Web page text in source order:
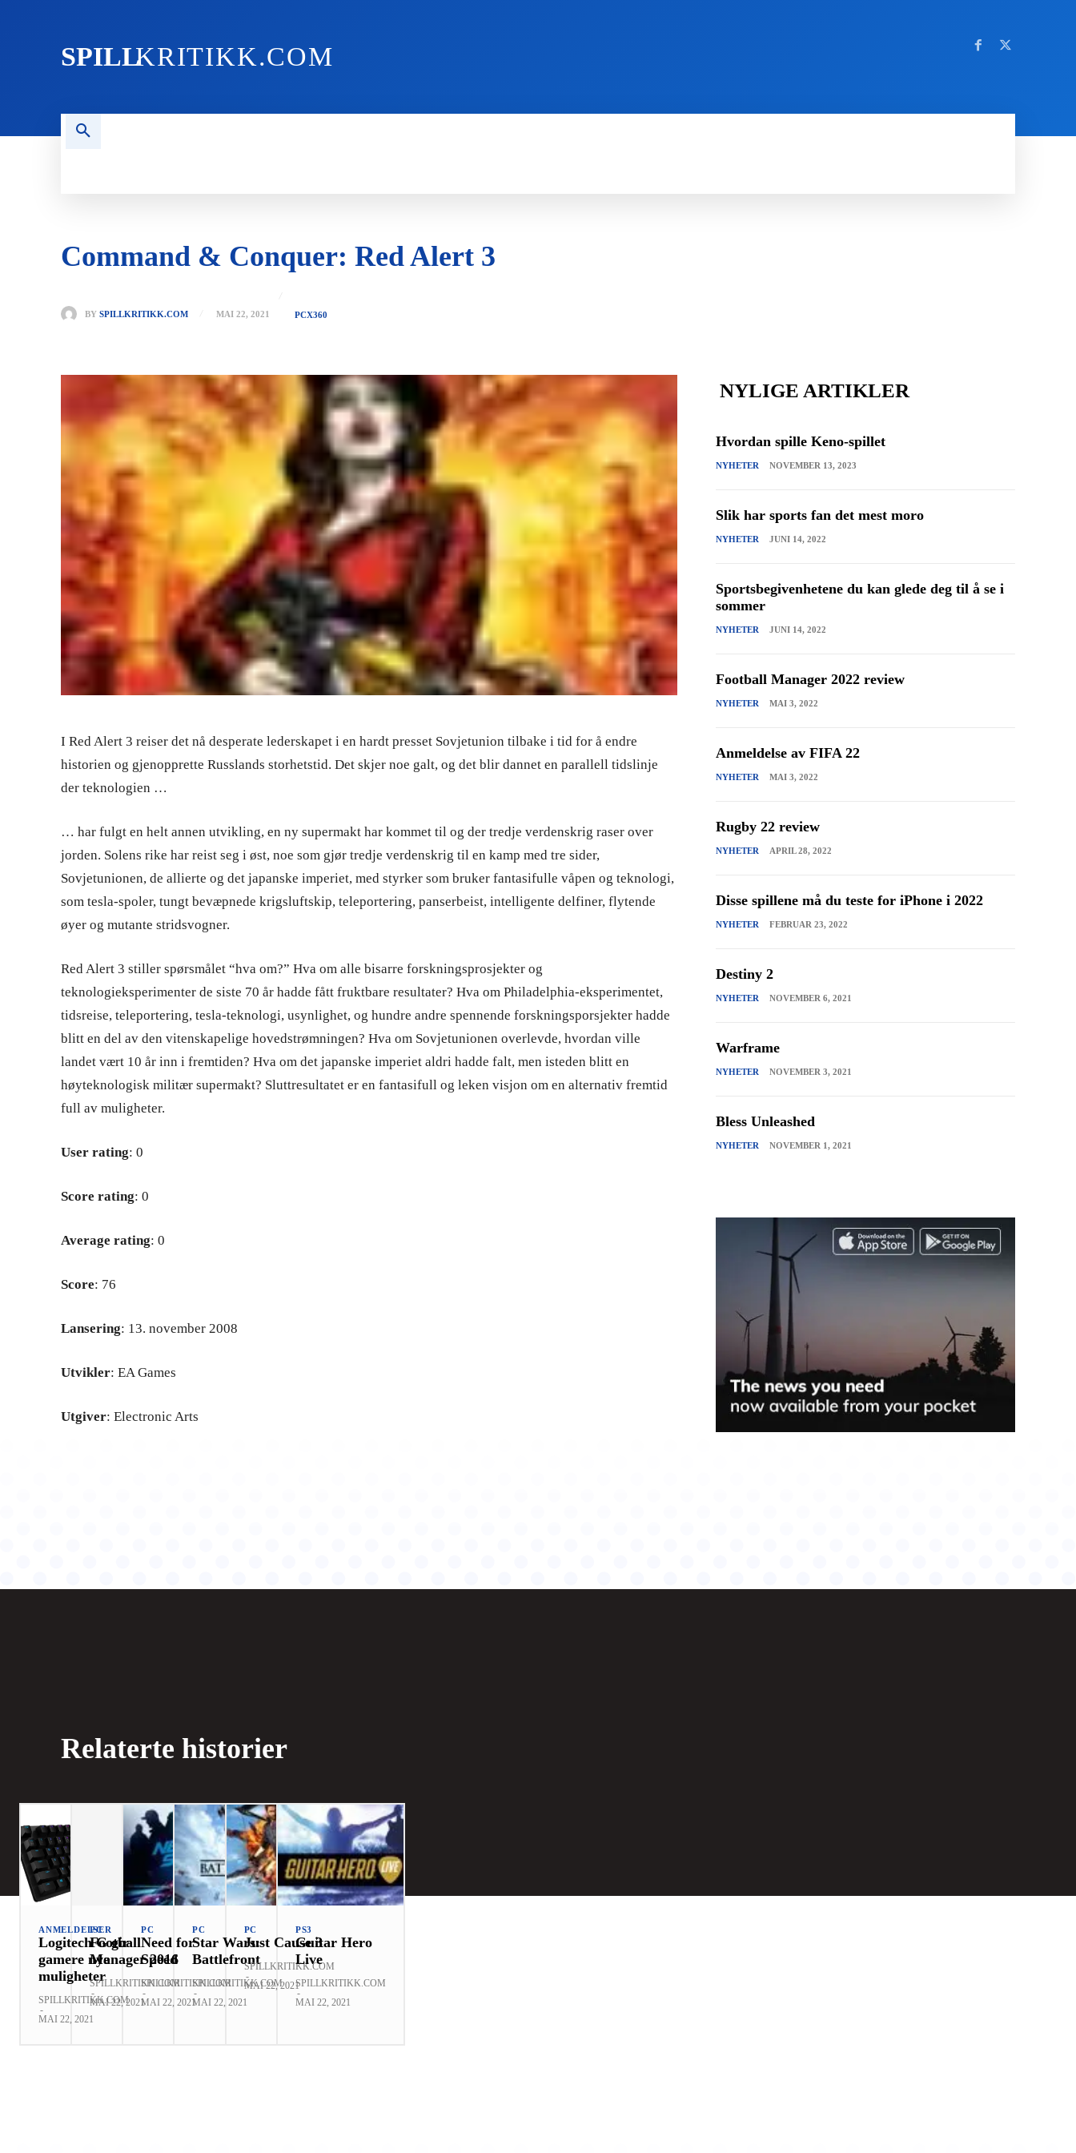
SPILLKRITIKK.COM
Command & Conquer: Red Alert 3
BY SPILLKRITIKK.COM MAI 22, 2021 PCX360
I Red Alert 3 reiser det nå desperate lederskapet i en hardt presset Sovjetunion tilbake i tid for å endre
historien og gjenopprette Russlands storhetstid. Det skjer noe galt, og det blir dannet en parallell tidslinje
der teknologien …
… har fulgt en helt annen utvikling, en ny supermakt har kommet til og der tredje verdenskrig raser over
jorden. Solens rike har reist seg i øst, noe som gjør tredje verdenskrig til en kamp med tre sider,
Sovjetunionen, de allierte og det japanske imperiet, med styrker som bruker fantasifulle våpen og teknologi,
som tesla-spoler, tungt bevæpnede krigsluftskip, teleportering, panserbeist, intelligente delfiner, flytende
øyer og mutante stridsvogner.
Red Alert 3 stiller spørsmålet “hva om?” Hva om alle bisarre forskningsprosjekter og
teknologieksperimenter de siste 70 år hadde fått fruktbare resultater? Hva om Philadelphia-eksperimentet,
tidsreise, teleportering, tesla-teknologi, usynlighet, og hundre andre spennende forskningsporsjekter hadde
blitt en del av den vitenskapelige hovedstrømningen? Hva om Sovjetunionen overlevde, hvordan ville
landet vært 10 år inn i fremtiden? Hva om det japanske imperiet aldri hadde falt, men isteden blitt en
høyteknologisk militær supermakt? Sluttresultatet er en fantasifull og leken visjon om en alternativ fremtid
full av muligheter.
User rating: 0
Score rating: 0
Average rating: 0
Score: 76
Lansering: 13. november 2008
Utvikler: EA Games
Utgiver: Electronic Arts
NYLIGE ARTIKLER
Hvordan spille Keno-spillet
NYHETER NOVEMBER 13, 2023
Slik har sports fan det mest moro
NYHETER JUNI 14, 2022
Sportsbegivenhetene du kan glede deg til å se i
sommer
NYHETER JUNI 14, 2022
Football Manager 2022 review
NYHETER MAI 3, 2022
Anmeldelse av FIFA 22
NYHETER MAI 3, 2022
Rugby 22 review
NYHETER APRIL 28, 2022
Disse spillene må du teste for iPhone i 2022
NYHETER FEBRUAR 23, 2022
Destiny 2
NYHETER NOVEMBER 6, 2021
Warframe
NYHETER NOVEMBER 3, 2021
Bless Unleashed
NYHETER NOVEMBER 1, 2021
Relaterte historier
ANMELDELSER
Logitech G gir
gamere nye
muligheter
SPILLKRITIKK.COM
-
MAI 22, 2021
PC
Football
Manager 2016
SPILLKRITIKK.COM
-
MAI 22, 2021
PC
Need for
Speed
SPILLKRITIKK.COM
-
MAI 22, 2021
PC
Star Wars:
Battlefront
SPILLKRITIKK.COM
-
MAI 22, 2021
PC
Just Cause 3
SPILLKRITIKK.COM
-
MAI 22, 2021
PS3
Guitar Hero
Live
SPILLKRITIKK.COM
-
MAI 22, 2021